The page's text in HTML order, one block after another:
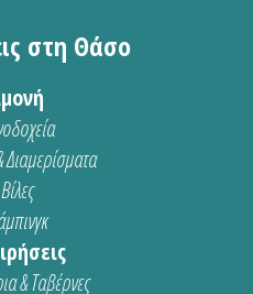
στη Θάσο
Διαμερίσματα
Βίλες
& Ταβέρνες